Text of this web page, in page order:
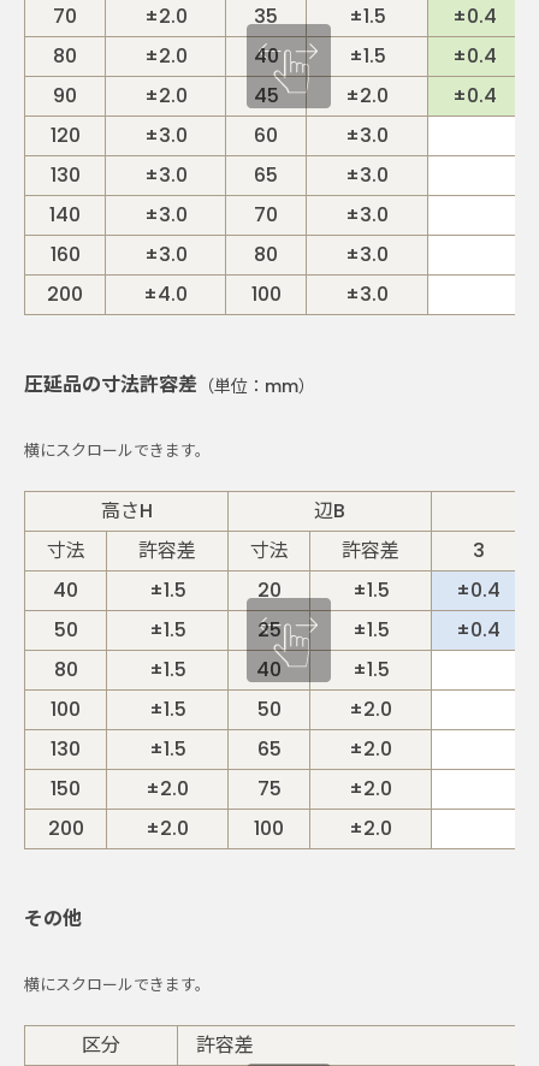
70
±2.0 35 ±1.5
±0.4
80
±2.0 40 ±1.5
±0.4
90
±2.0 45 ±2.0
±0.4
120
±3.0 60
±3.0
130
±3.0 65
±3.0
140
±3.0 70
±3.0
160
±3.0 80
±3.0
200
±4.0 100 ±3.0
圧延品の寸法許容差 （単位：mm）
高さH
辺B
寸法
許容差 寸法 許容差
3
40
±1.5 20 ±1.5
±0.4
50
±1.5 25 ±1.5
±0.4
80
±1.5 40
±1.5
100
±1.5 50
±2.0
130
±1.5 65
±2.0
150
±2.0 75
±2.0
200
±2.0 100 ±2.0
その他
区分 許容差